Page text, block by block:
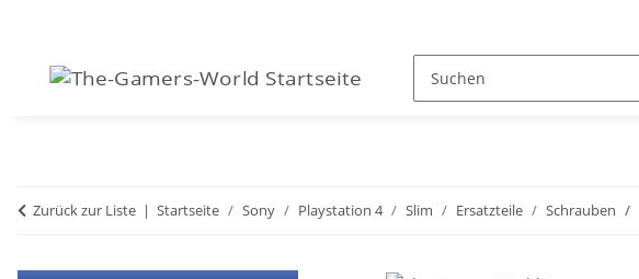
Zurück zur Liste Startseite Sony Playstation 4 Slim Ersatzteile Schrauben